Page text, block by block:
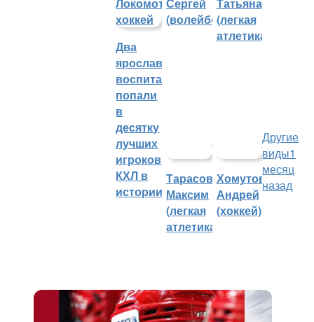
Два
ярославских
воспитанника
попали
в
десятку
лучших
игроков
КХЛ в
истории
(волейбол)(легкая
атлетика)
Тарасов
Максим
(легкая
атлетика)
Хомутов
Андрей
(хоккей)
Другие
виды1
месяц
назад
Ярославский нападающий